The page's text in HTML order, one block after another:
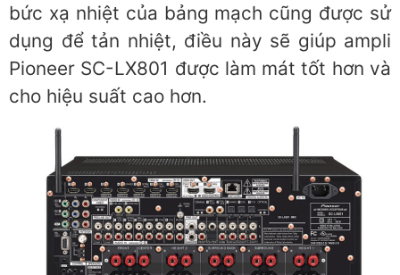
bức xạ nhiệt của bảng mạch cũng được sử
dụng để tản nhiệt, điều này sẽ giúp ampli
Pioneer SC-LX801 được làm mát tốt hơn và
cho hiệu suất cao hơn.